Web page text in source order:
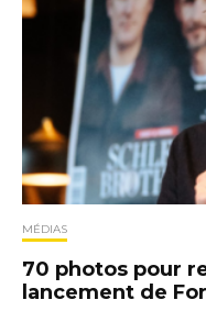
MÉDIAS
70 photos pour
lancement de